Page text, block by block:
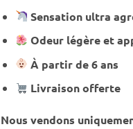
Sensation ultra
Odeur légère et
À partir de 6 ans
Livraison offerte
Nous vendons